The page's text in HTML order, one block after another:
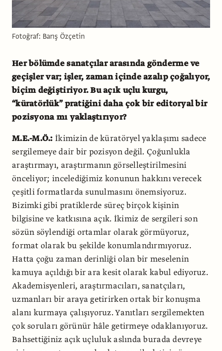
Fotoğraf: Barış Özçetin
Her bölümde sanatçılar arasında gönderme ve
geçişler var; işler, zaman içinde azalıp çoğalıyor,
biçim değiştiriyor. Bu açık uçlu kurgu,
“küratörlük” pratiğini daha çok bir editoryal bir
pozisyona mı yaklaştırıyor?
M.E.-M.Ö.: İkimizin de küratöryel yaklaşımı sadece
sergilemeye dair bir pozisyon değil. Çoğunlukla
araştırmayı, araştırmanın görselleştirilmesini
önceliyor; incelediğimiz konunun hakkını verecek
çeşitli formatlarda sunulmasını önemsiyoruz.
Bizimki gibi pratiklerde süreç birçok kişinin
bilgisine ve katkısına açık. İkimiz de sergileri son
sözün söylendiği ortamlar olarak görmüyoruz,
format olarak bu şekilde konumlandırmıyoruz.
Hatta çoğu zaman derinliği olan bir meselenin
kamuya açıldığı bir ara kesit olarak kabul ediyoruz.
Akademisyenleri, araştırmacıları, sanatçıları,
uzmanları bir araya getirirken ortak bir konuşma
alanı kurmaya çalışıyoruz. Yanıtları sergilemekten
çok soruları görünür hâle getirmeye odaklanıyoruz.
Bahsettiğiniz açık uçluluk aslında burada devreye